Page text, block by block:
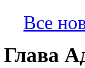
Все
Глава